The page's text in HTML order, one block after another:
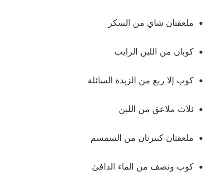
ملعقتان شاي من السكر
كوبان من اللبن الرايب
كوب إلا ربع من الزبدة السائلة
ثلاث ملاعق من اللبن
ملعقتان كبيرتان من السمسم
كوب ونصف من الماء الدافئ